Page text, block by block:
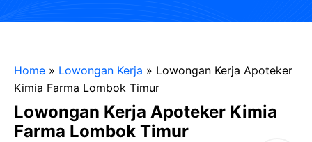
Home » Lowongan Kerja » Lowongan Kerja Apoteker
Kimia Farma Lombok Timur
Lowongan Kerja Apoteker Kimia
Farma Lombok Timur